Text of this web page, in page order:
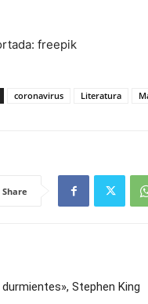
freepik
coronavirus Literatura
Share
durmientes», Stephen King